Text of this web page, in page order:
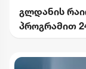
გლდანის
პროგრამით